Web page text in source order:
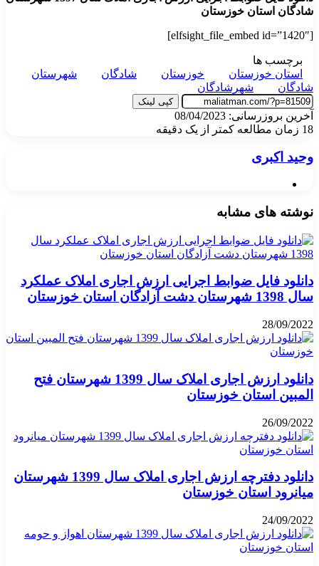
شادگان استان خوزستان
[elfsight_file_embed id=”1420″]
برچسب ها
استان خوزستان
خوزستان شادگان
شهرستان
شادگان
شهرشادگان
کپی لینک
آخرین بروزرسانی: 08/04/2023
18 زمان مطالعه کمتر از یک دقیقه
وحید اکبری
نوشته های مشابه
دانلود فایل ضوابط اجرایی ارزش اجاری املاک عملکرد
سال 1398 شهرستان دشت آزادگان استان خوزستان
28/09/2022
دانلود ارزش اجاری املاک سال 1399 شهرستان فتح
المبین استان خوزستان
26/09/2022
دانلود دفترچه ارزش اجاری املاک سال 1399 شهرستان
میانرود استان خوزستان
24/09/2022